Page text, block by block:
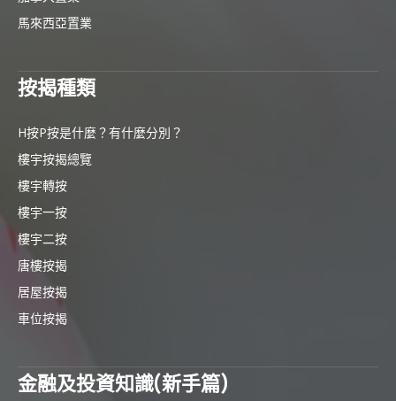
馬來西亞置業
按揭種類
H按P按是什麼？有什麼分別？
樓宇按揭總覽
樓宇轉按
樓宇一按
樓宇二按
唐樓按揭
居屋按揭
車位按揭
金融及投資知識(新手篇)